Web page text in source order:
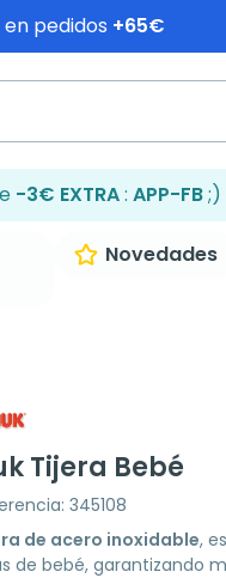
pedidos +65€
-3€ EXTRA: APP-FB;)
Novedades
Tijera Bebé
345108
de acero inoxidable,
de bebé, garantizando